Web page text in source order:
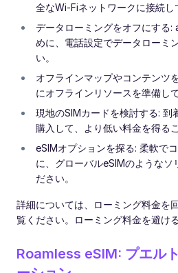
全なWi-Fiネットワークに接続し
データローミングをオフにする
めに、電話設定でデータローミ
い。
オフラインマップやコンテンツ
にオフラインリソースを準備し
現地のSIMカードを検討する: 到
購入して、より低い料金を得る
eSIMオプションを探る: 柔軟で
に、グローバルeSIMのようなソ
ださい。
詳細については、ローミング料金を
覧ください。ローミング料金を避け
Roamless eSIM: プエル